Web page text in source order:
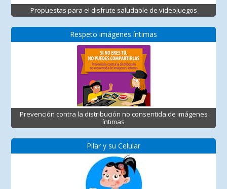
Propuestas para el disfrute saludable de videojuegos
Respeto imágenes íntimas
Prevención contra la distribución no consentida de imágenes
íntimas
Pilar y su Celular